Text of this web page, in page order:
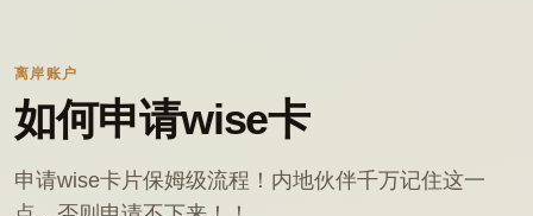
离岸账户
如何申请wise卡
申请wise卡片保姆级流程！内地伙伴千万记住这一